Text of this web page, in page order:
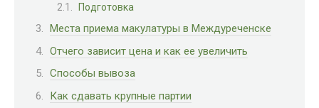
Подготовка
Места приема макулатуры в Междуреченске
Отчего зависит цена и как ее увеличить
Способы вывоза
Как сдавать крупные партии